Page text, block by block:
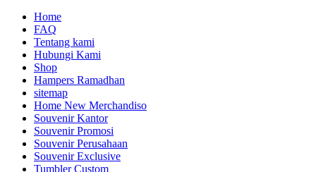
Home
FAQ
Tentang kami
Hubungi Kami
Shop
Hampers Ramadhan
sitemap
Home New Merchandiso
Souvenir Kantor
Souvenir Promosi
Souvenir Perusahaan
Souvenir Exclusive
Tumbler Custom